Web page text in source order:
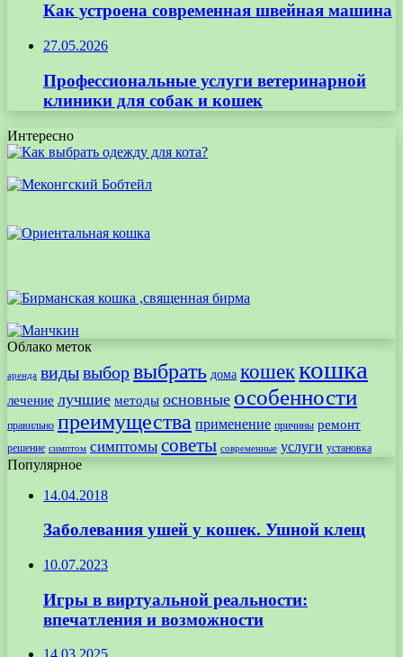
Как устроена современная швейная машина
27.05.2026
Профессиональные услуги ветеринарной
клиники для собак и кошек
Интересно
Облако меток
аренда видывыборвыбрать дома кошеккошка
лечение лучшие методы основные особенности
правильно преимущества применение причины ремонт
решение симптом симптомы советы современные услуги установка
Популярное
14.04.2018
Заболевания ушей у кошек. Ушной клещ
10.07.2023
Игры в виртуальной реальности:
впечатления и возможности